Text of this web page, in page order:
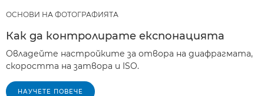
ОСНОВИ НА ФОТОГРАФИЯТА
Как да контролирате експонацията
Овладейте настройките за отвора на диафрагмата,
скоростта на затвора и ISO.
НАУЧЕТЕ ПОВЕЧЕ